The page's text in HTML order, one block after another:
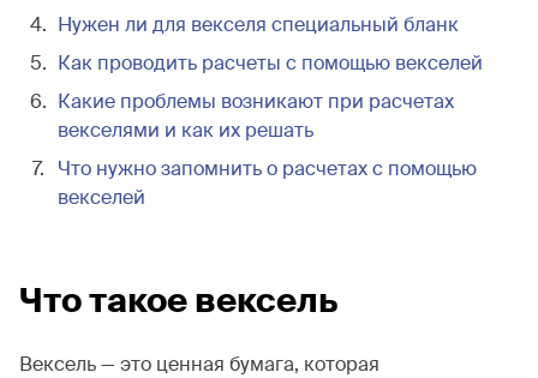
Нужен ли для векселя специальный бланк
Как проводить расчеты с помощью векселей
Какие проблемы возникают при расчетах
векселями и как их решать
Что нужно запомнить о расчетах с помощью
векселей
Что такое вексель
Вексель — это ценная бумага, которая